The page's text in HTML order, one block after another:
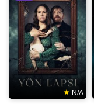
N/A